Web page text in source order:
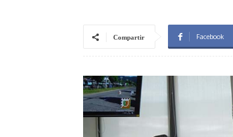
Compartir Facebook